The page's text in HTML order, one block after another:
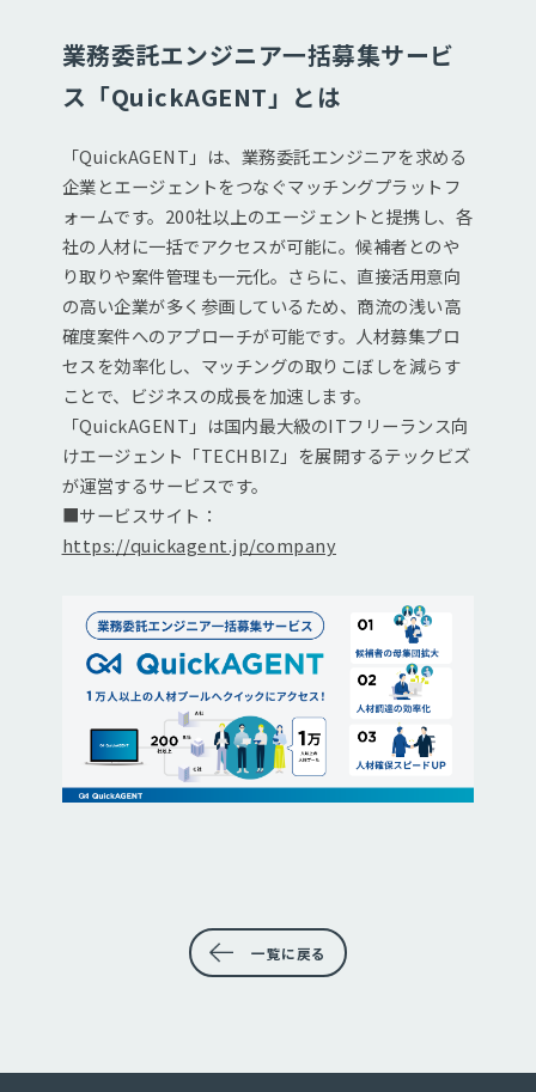
業務委託エンジニア一括募集サービ
ス「QuickAGENT」とは
「QuickAGENT」は、業務委託エンジニアを求める
企業とエージェントをつなぐマッチングプラットフ
ォームです。200社以上のエージェントと提携し、各
社の人材に一括でアクセスが可能に。候補者とのや
り取りや案件管理も一元化。さらに、直接活用意向
の高い企業が多く参画しているため、商流の浅い高
確度案件へのアプローチが可能です。人材募集プロ
セスを効率化し、マッチングの取りこぼしを減らす
ことで、ビジネスの成長を加速します。
「QuickAGENT」は国内最大級のITフリーランス向
けエージェント「TECHBIZ」を展開するテックビズ
が運営するサービスです。
■サービスサイト：
https://quickagent.jp/company
一覧に戻る